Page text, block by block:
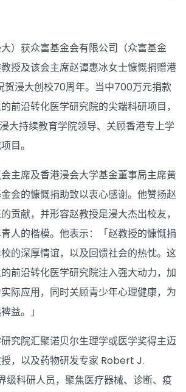
）获众富基金会有限公司（众富基金
授及该会主席赵谭惠冰女士慷慨捐赠港
贺浸大创校70周年。当中700万元捐款
前沿转化医学研究院的尖端科研项目，
大持续教育学院领导、关顾香港专上学
目。
主席及香港浸会大学基金董事局主席黄
会的慷慨捐助致以衷心感谢。他赞扬赵
贡献，并形容赵教授是浸大杰出校友，
人的楷模。他表示：「赵教授的慷慨捐
的深厚情谊，以及回馈社会的热忱。这
前沿转化医学研究院注入强大动力，加
际应用，同时关顾青少年心理健康，为
益。」
究院汇聚诺贝尔生理学或医学奖得主迈
，以及药物研发专家 Robert J.
级科研人员，聚焦医疗器械、诊断、疫